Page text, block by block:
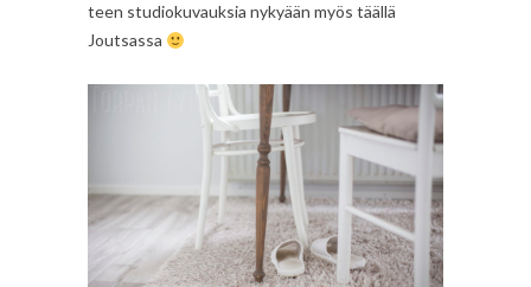
teen studiokuvauksia nykyään myös täällä
Joutsassa